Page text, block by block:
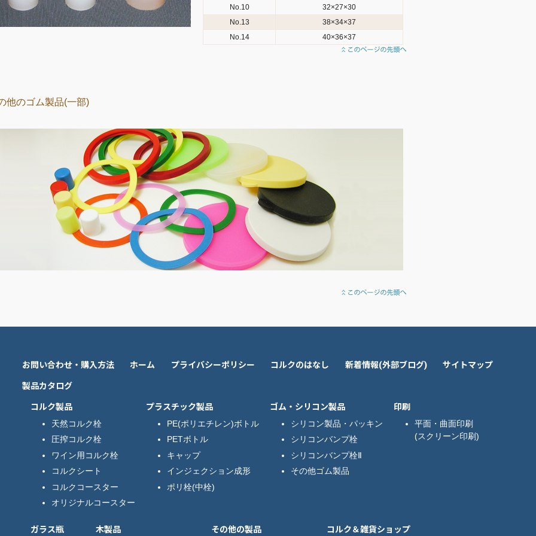
No.10
32×27×30
No.13
38×34×37
No.14
40×36×37
他のゴム製品(一部)
お問い合わせ・購入方法 ホーム プライバシーポリシー コルクのはなし 新着情報(外部ブログ) サイトマップ
製品カタログ
コルク製品
天然コルク栓
圧搾コルク栓
ワイン用コルク栓
コルクシート
コルクコースター
オリジナルコースター
プラスチック製品
PE(ポリエチレン)ボトル
PETボトル
キャップ
インジェクション成形
ポリ栓(中栓)
ゴム・シリコン製品
シリコン製品・パッキン
シリコンバンプ栓
シリコンバンプ栓Ⅱ
その他ゴム製品
印刷
平面・曲面印刷
(スクリーン印刷)
ガラス瓶 木製品 その他の製品 コルク＆雑貨ショップ